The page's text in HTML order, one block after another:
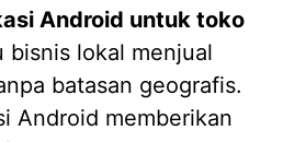
Android untuk toko
bisnis lokal menjual
batasan geografis.
Android memberikan